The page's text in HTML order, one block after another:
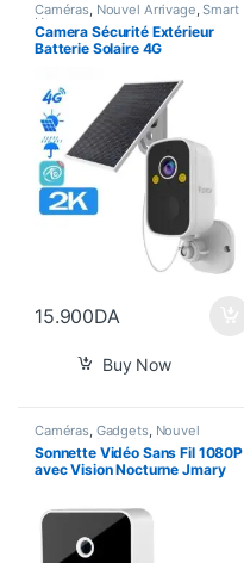
Caméras, Nouvel Arrivage,Smart
Home
Camera Sécurité Extérieur
Batterie Solaire 4G
15.900DA
Buy Now
Caméras, Gadgets, Nouvel
Arrivage Smart Home
Sonnette Vidéo Sans Fil 1080P
avec Vision Nocturne Jmary